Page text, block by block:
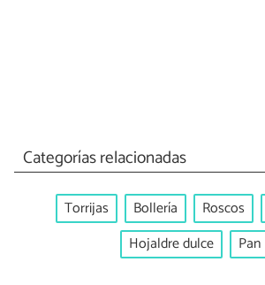
Categorías relacionadas
Torrijas Bollería Roscos
Hojaldre dulce
Pan